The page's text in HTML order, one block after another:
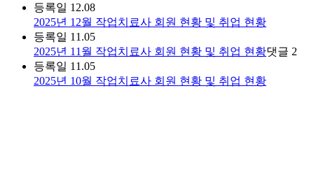
등록일 12.08
2025년 12월 작업치료사 회원 현황 및 취업 현황
등록일 11.05
2025년 11월 작업치료사 회원 현황 및 취업 현황댓글 2
등록일 11.05
2025년 10월 작업치료사 회원 현황 및 취업 현황